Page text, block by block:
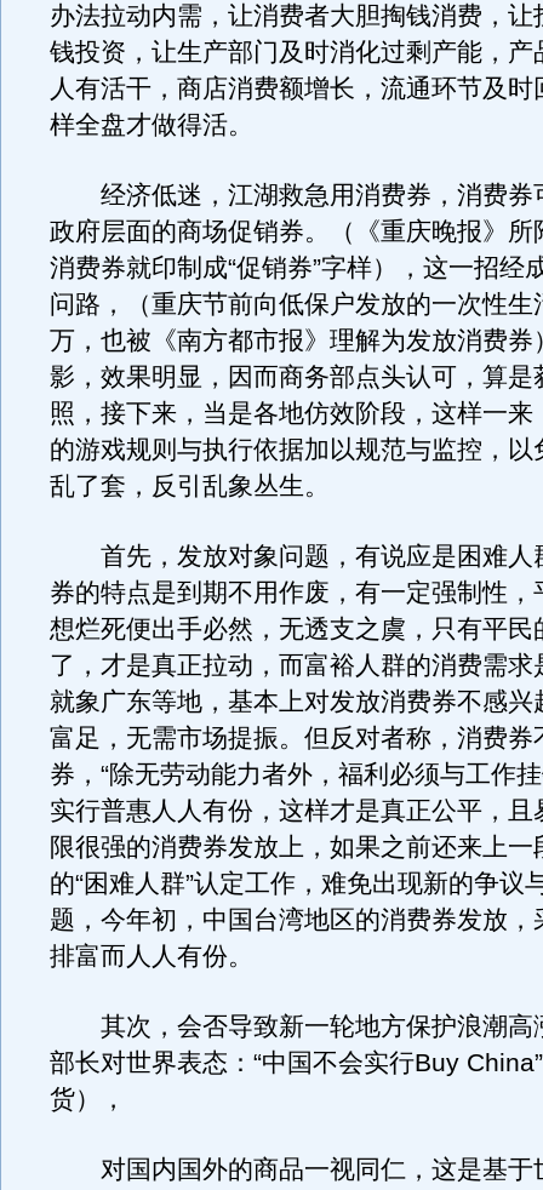
办法拉动内需，让消费者大胆掏钱消费，让
钱投资，让生产部门及时消化过剩产能，产
人有活干，商店消费额增长，流通环节及时
样全盘才做得活。
经济低迷，江湖救急用消费券，消费券
政府层面的商场促销券。（《重庆晚报》所
消费券就印制成“促销券”字样），这一招经
问路，（重庆节前向低保户发放的一次性
万，也被《南方都市报》理解为发放消费券
影，效果明显，因而商务部点头认可，算是
照，接下来，当是各地仿效阶段，这样一来
的游戏规则与执行依据加以规范与监控，以
乱了套，反引乱象丛生。
首先，发放对象问题，有说应是困难人
券的特点是到期不用作废，有一定强制性，
想烂死便出手必然，无透支之虞，只有平民
了，才是真正拉动，而富裕人群的消费需求
就象广东等地，基本上对发放消费券不感兴
富足，无需市场提振。但反对者称，消费券
券，“除无劳动能力者外，福利必须与工作
实行普惠人人有份，这样才是真正公平，且
限很强的消费券发放上，如果之前还来上一
的“困难人群”认定工作，难免出现新的争议
题，今年初，中国台湾地区的消费券发放，
排富而人人有份。
其次，会否导致新一轮地方保护浪潮高
部长对世界表态：“中国不会实行Buy
货），
对国内国外的商品一视同仁，这是基于